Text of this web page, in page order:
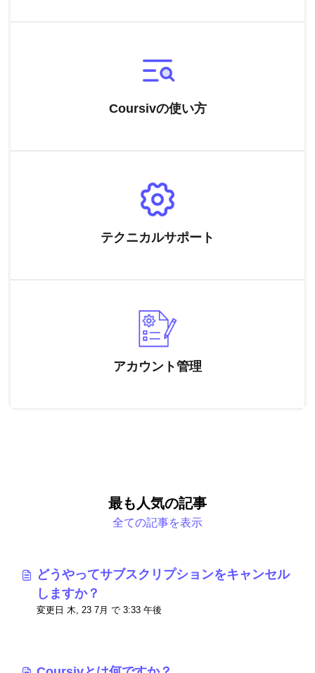
Coursivの使い方
テクニカルサポート
アカウント管理
最も人気の記事
全ての記事を表示
どうやってサブスクリプションをキャンセル
しますか？
変更日 木, 23 7月 で 3:33 午後